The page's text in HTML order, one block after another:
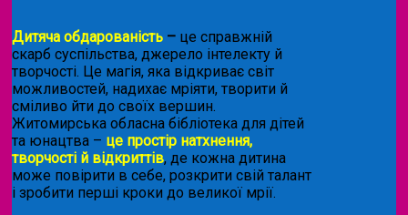
Дитяча обдарованість – це справжній
скарб суспільства, джерело інтелекту й
творчості. Це магія, яка відкриває світ
можливостей, надихає мріяти, творити й
сміливо йти до своїх вершин.
Житомирська обласна бібліотека для дітей
та юнацтва – це простір натхнення,
творчості й відкриттів, де кожна дитина
може повірити в себе, розкрити свій талант
і зробити перші кроки до великої мрії.